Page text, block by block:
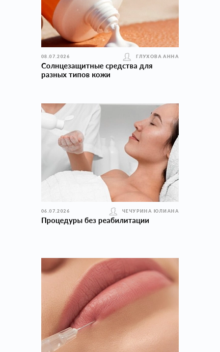
08.07.2026 ГЛУХОВА АННА
Солнцезащитные средства для
разных типов кожи
06.07.2026 ЧЕЧУРИНА ЮЛИАНА
Процедуры без реабилитации